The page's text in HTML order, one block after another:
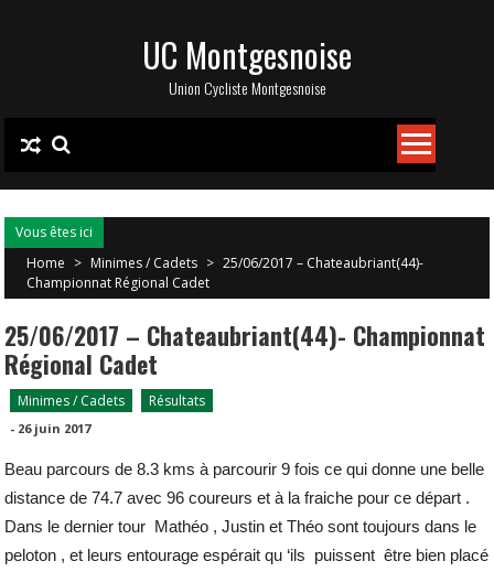
UC Montgesnoise
Union Cycliste Montgesnoise
Vous êtes ici
Home > Minimes / Cadets > 25/06/2017 – Chateaubriant(44)-
Championnat Régional Cadet
25/06/2017 – Chateaubriant(44)- Championnat
Régional Cadet
Minimes / Cadets Résultats
- 26 juin 2017
Beau parcours de 8.3 kms à parcourir 9 fois ce qui donne une belle
distance de 74.7 avec 96 coureurs et à la fraiche pour ce départ .
Dans le dernier tour Mathéo , Justin et Théo sont toujours dans le
peloton , et leurs entourage espérait qu ‘ils puissent être bien placé